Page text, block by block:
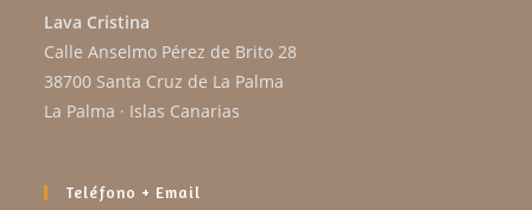
Lava Cristina
Calle Anselmo Pérez de Brito 28
38700 Santa Cruz de La Palma
La Palma · Islas Canarias
Teléfono + Email